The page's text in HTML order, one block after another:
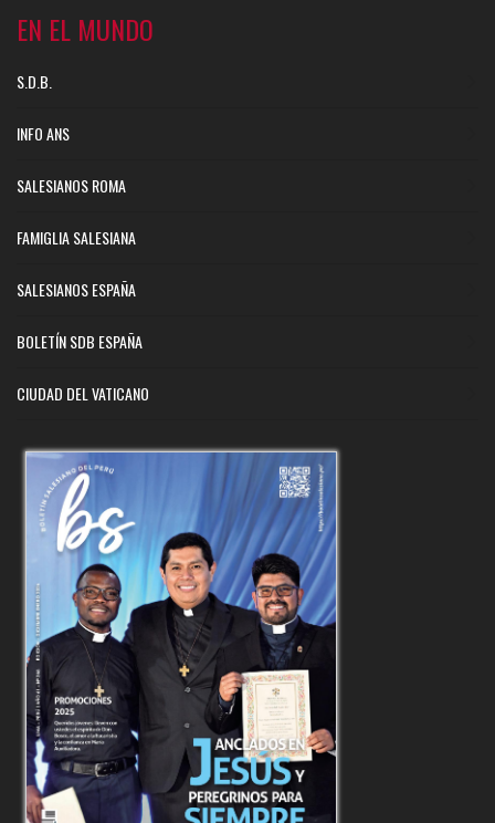
EN EL MUNDO
S.D.B.
INFO ANS
SALESIANOS ROMA
FAMIGLIA SALESIANA
SALESIANOS ESPAÑA
BOLETÍN SDB ESPAÑA
CIUDAD DEL VATICANO